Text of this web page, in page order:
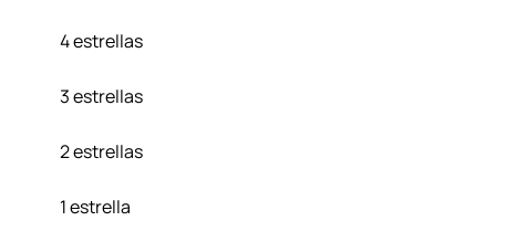
4 estrellas
3 estrellas
2 estrellas
1 estrella